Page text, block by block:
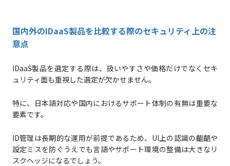
国内外のIDaaS製品を比較する際のセキュリティ上の注
意点
IDaaS製品を選定する際は、扱いやすさや価格だけでなくセキ
ュリティ面も重視した選定が欠かせません。
特に、日本語対応や国内におけるサポート体制の有無は重要な
要素です。
ID管理は長期的な運用が前提であるため、UI上の認識の齟齬や
設定ミスを防ぐうえでも言語やサポート環境の整備は大きなリ
スクヘッジになるでしょう。